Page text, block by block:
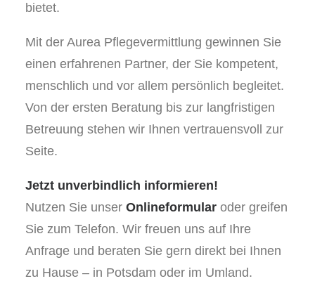
bietet.
Mit der Aurea Pflegevermittlung gewinnen Sie
einen erfahrenen Partner, der Sie kompetent,
menschlich und vor allem persönlich begleitet.
Von der ersten Beratung bis zur langfristigen
Betreuung stehen wir Ihnen vertrauensvoll zur
Seite.
Jetzt unverbindlich informieren!
Nutzen Sie unser Onlineformular oder greifen
Sie zum Telefon. Wir freuen uns auf Ihre
Anfrage und beraten Sie gern direkt bei Ihnen
zu Hause – in Potsdam oder im Umland.